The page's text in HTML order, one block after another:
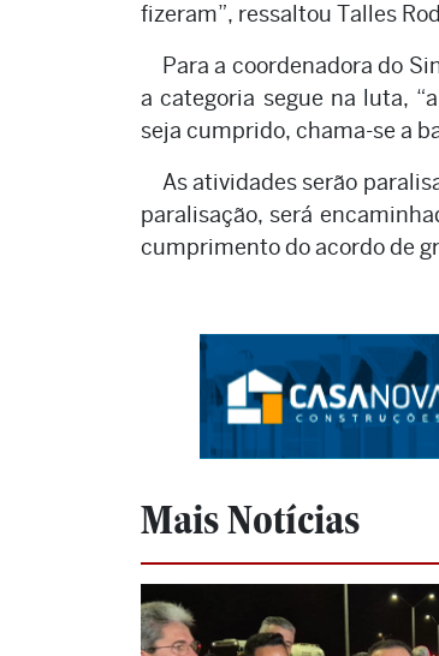
fizeram”, ressaltou Talles
Para a coordenadora do
a categoria segue na luta,
seja cumprido, chama-se a
As atividades serão
paralisação, será
cumprimento do acordo de
Mais Notícias